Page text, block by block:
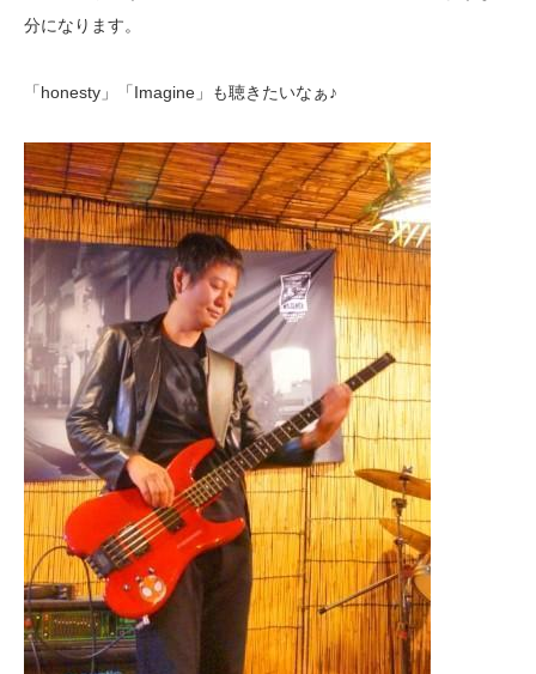
分になります。
「honesty」「Imagine」も聴きたいなぁ♪